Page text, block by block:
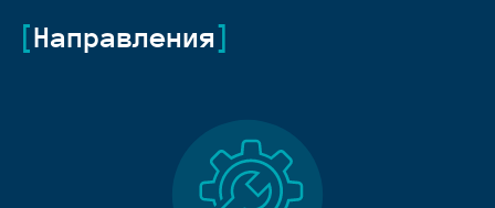
Направления